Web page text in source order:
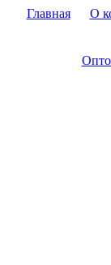
Главная О